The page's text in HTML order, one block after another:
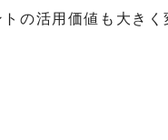
の活用価値も大きく